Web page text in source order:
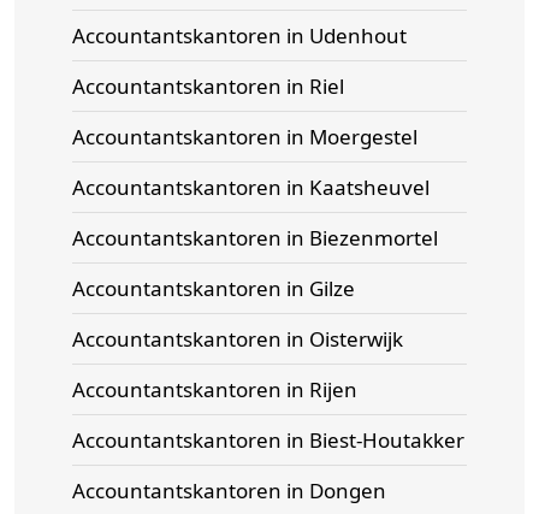
Accountantskantoren in Udenhout
Accountantskantoren in Riel
Accountantskantoren in Moergestel
Accountantskantoren in Kaatsheuvel
Accountantskantoren in Biezenmortel
Accountantskantoren in Gilze
Accountantskantoren in Oisterwijk
Accountantskantoren in Rijen
Accountantskantoren in Biest-Houtakker
Accountantskantoren in Dongen